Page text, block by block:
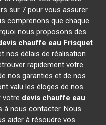
sur 7 pour vous assurer
comprenons que chaque
nous proposons des
chauffe eau Frisquet
nos délais de réalisation
rapidement votre
nos garanties et de nos
valu les éloges de nos
votre devis chauffe eau
à nous contacter. Nous
aider à résoudre vos